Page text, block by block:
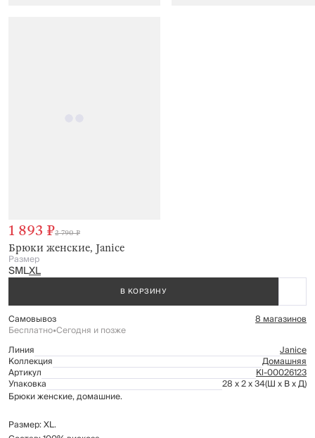
Брюки женские, Janice
1 893 ₽2 790 ₽
Размер
SMLXL
В КОРЗИНУ
Самовывоз 8 магазинов
Бесплатно•Сегодня и позже
Линия
Janice
Коллекция Домашняя
Артикул Kl-00026123
Упаковка 28 x 2 x 34(Ш x В x Д)
Брюки женские, домашние.
Размер: XL.